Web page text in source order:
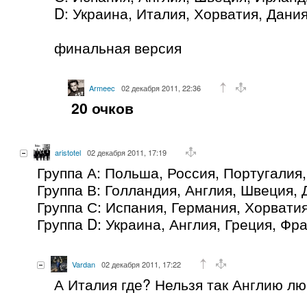
D: Украина, Италия, Хорватия,
финальная версия
Armeec 02 декабря 2011, 22:36
20 очков
aristotel 02 декабря 2011, 17:19
Группа А: Польша, Россия,
Группа В: Голландия, Англия, Швеция,
Группа С: Испания, Германия,
Группа D: Украина, Англия, Греция,
Vardan 02 декабря 2011, 17:22
А Италия где? Нельзя так Англию